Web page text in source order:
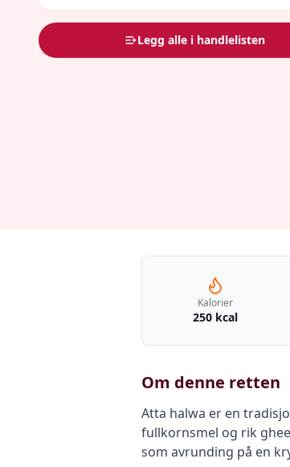
Legg alle i handlelisten
Kalorier
250 kcal
Om denne retten
Atta halwa er en
fullkornsmel og rik
som avrunding på en